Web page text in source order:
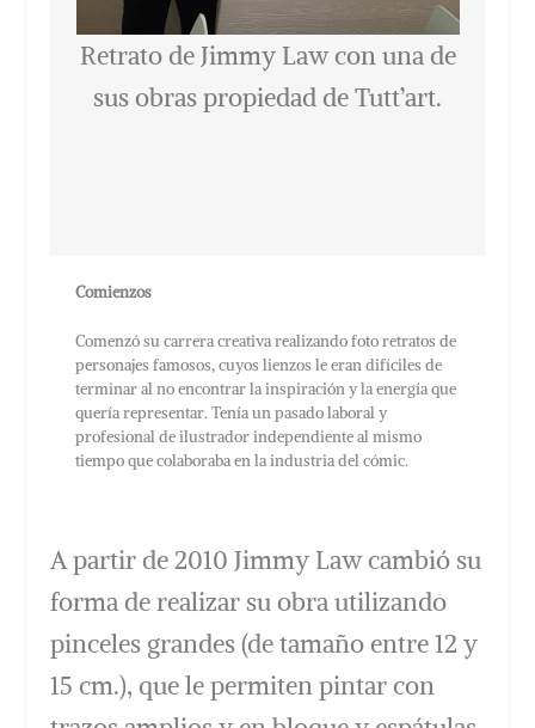
Retrato de Jimmy Law con una de
sus obras propiedad de Tutt’art.
Comienzos
Comenzó su carrera creativa realizando foto retratos de
personajes famosos, cuyos lienzos le eran difíciles de
terminar al no encontrar la inspiración y la energía que
quería representar. Tenía un pasado laboral y
profesional de ilustrador independiente al mismo
tiempo que colaboraba en la industria del cómic.
A partir de 2010 Jimmy Law cambió su
forma de realizar su obra utilizando
pinceles grandes (de tamaño entre 12 y
15 cm.), que le permiten pintar con